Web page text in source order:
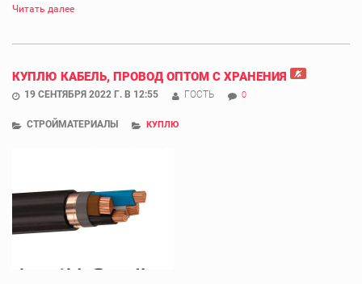
Читать далее
КУПЛЮ КАБЕЛЬ, ПРОВОД ОПТОМ С ХРАНЕНИЯ
19 СЕНТЯБРЯ 2022 Г. В 12:55 ГОСТЬ 0
СТРОЙМАТЕРИАЛЫ КУПЛЮ